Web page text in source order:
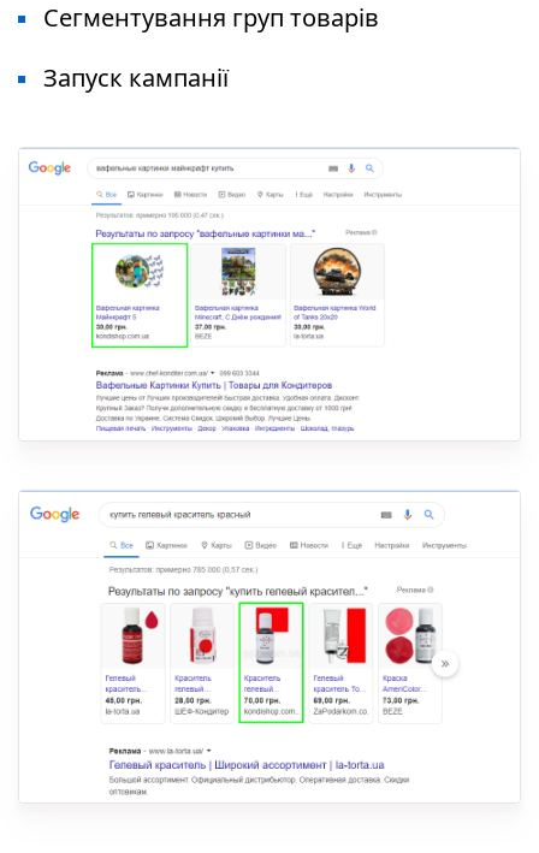
Сегментування груп товарів
Запуск кампанії